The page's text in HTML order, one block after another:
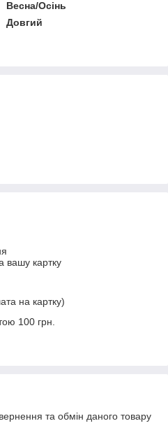
Весна/Осінь
Довгий
вашу картку
на картку)
100 грн.
та обмін даного товару